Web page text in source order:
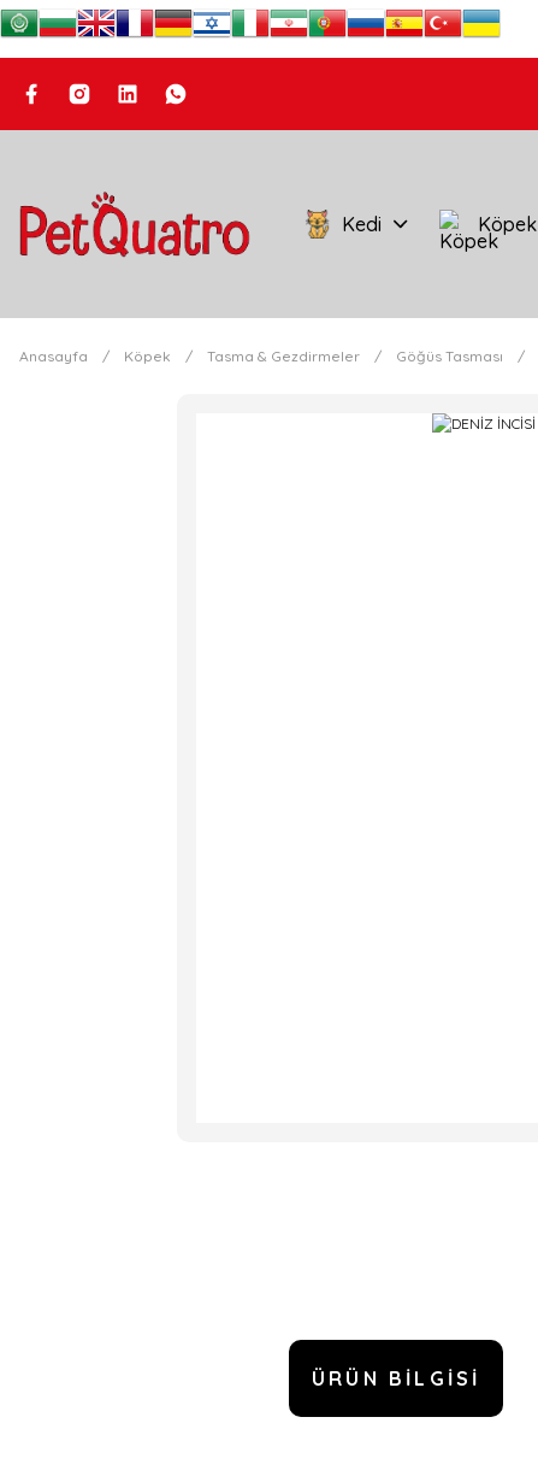
Kedi Köpek
Anasayfa Köpek Tasma & Gezdirmeler Göğüs Tasması
ÜRÜN BILGISI